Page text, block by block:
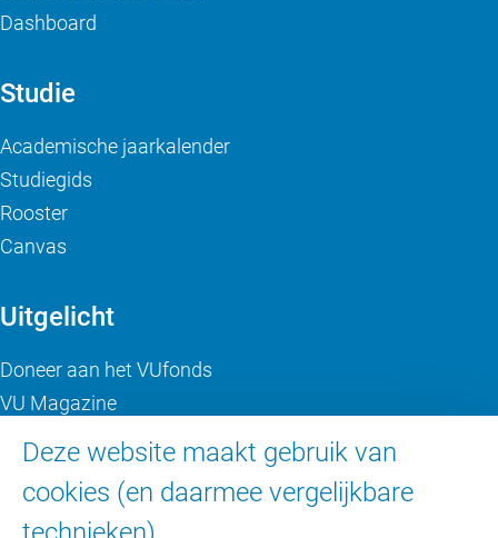
Deze website maakt gebruik van
cookies (en daarmee vergelijkbare
Dashboard
Studie
Academische jaarkalender
Studiegids
Rooster
Canvas
Uitgelicht
Doneer aan het VUfonds
VU Magazine
Ad Valvas